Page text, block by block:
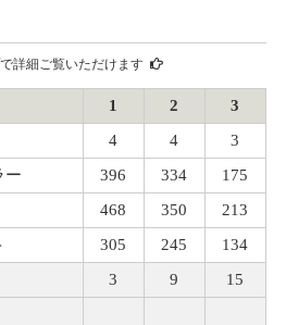
詳細ご覧いただけます
1 2
3
4 4
3
ー 396 334 175
468 350 213
305 245 134
3 9
15